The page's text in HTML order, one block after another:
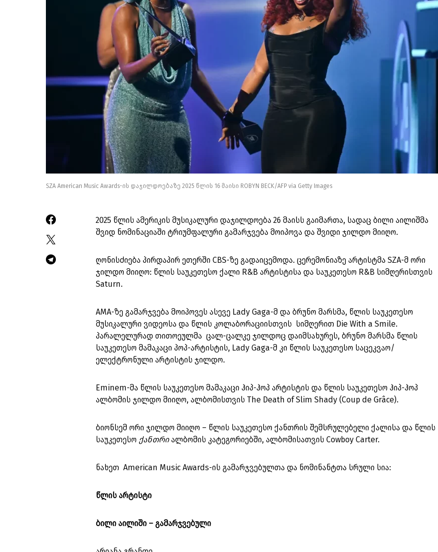
SZA American Music Awards-ის დაჯილდოებაზე 2025 წლის 16 მაისი ROBYN BECK/AFP via Getty Images
2025 წლის ამერიკის მუსიკალური დაჯილდოება 26 მაისს გაიმართა, სადაც ბილი აილიშმა
შვიდ ნომინაციაში ტრიუმფალური გამარჯვება მოიპოვა და შვიდი ჯილდო მიიღო.
ღონისძიება პირდაპირ ეთერში CBS-ზე გადაიცემოდა. ცერემონიაზე არტისტმა SZA-მ ორი
ჯილდო მიიღო: წლის საუკეთესო ქალი R&B არტისტისა და საუკეთესო R&B სიმღერისთვის
Saturn.
AMA-ზე გამარჯვება მოიპოვეს ასევე Lady Gaga-მ და ბრუნო მარსმა, წლის საუკეთესო
მუსიკალური ვიდეოსა და წლის კოლაბორაციისთვის სიმღერით Die With a Smile.
პარალელურად თითოეულმა ცალ-ცალკე ჯილდოც დაიმსახურეს, ბრუნო მარსმა წლის
საუკეთესო მამაკაცი პოპ-არტისტის, Lady Gaga-მ კი წლის საუკეთესო საცეკვაო/
ელექტრონული არტისტის ჯილდო.
Eminem-მა წლის საუკეთესო მამაკაცი ჰიპ-ჰოპ არტისტის და წლის საუკეთესო ჰიპ-ჰოპ
ალბომის ჯილდო მიიღო, ალბომისთვის The Death of Slim Shady (Coup de Grâce).
ბიონსემ ორი ჯილდო მიიღო – წლის საუკეთესო ქანთრის შემსრულებელი ქალისა და წლის
საუკეთესო ქანთრიალბომის კატეგორიებში, ალბომისათვის Cowboy Carter.
ნახეთ American Music Awards-ის გამარჯვებულთა და ნომინანტთა სრული სია:
წლის არტისტი
ბილი აილიში – გამარჯვებული